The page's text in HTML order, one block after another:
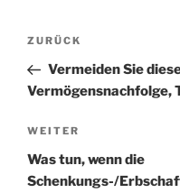
Beitragsnavigation
Vorheriger
Beitrag
ZURÜCK
Vermeiden Sie
Vermögensnachfolge,
Nächster
Beitrag
WEITER
Was tun, wenn die
Schenkungs-/